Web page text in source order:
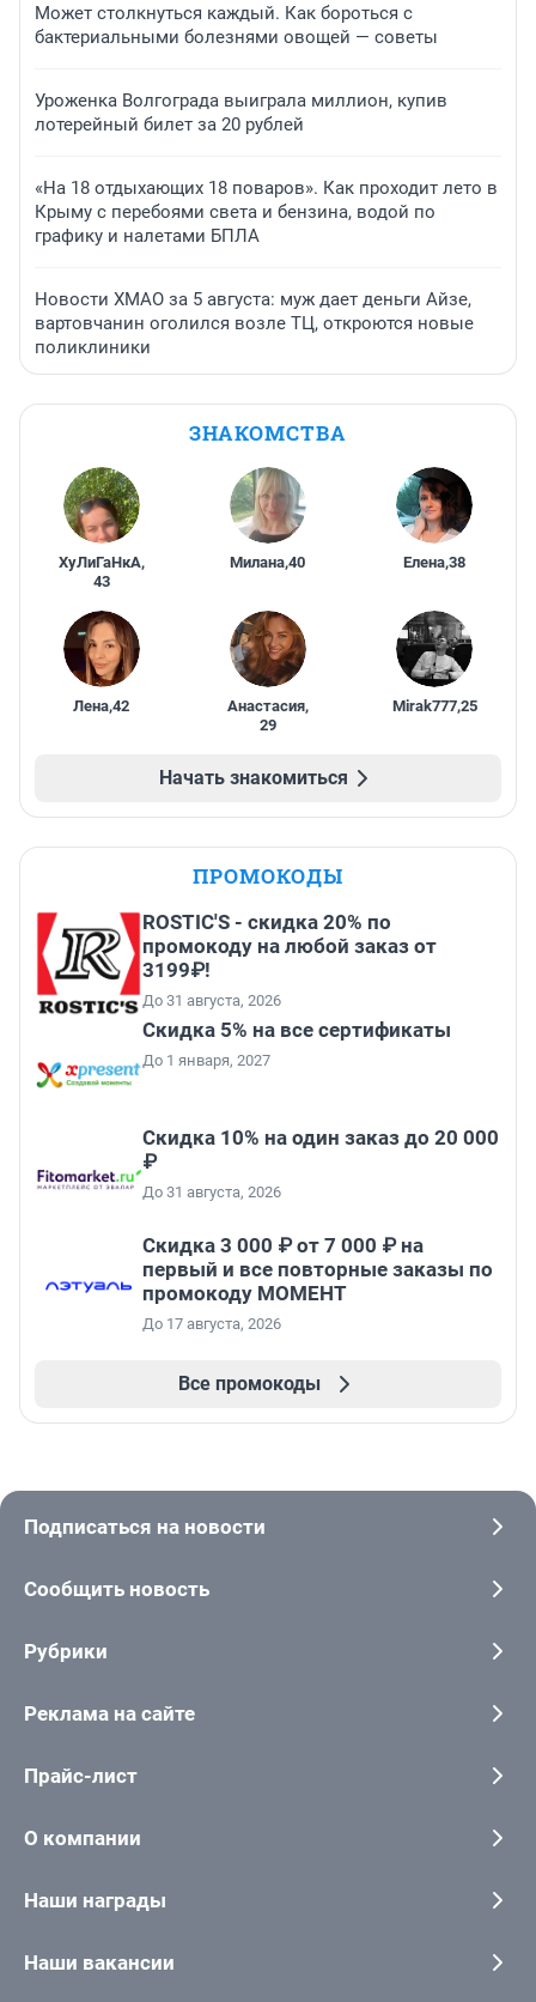
Может столкнуться каждый. Как бороться с
бактериальными болезнями овощей — советы
Уроженка Волгограда выиграла миллион, купив
лотерейный билет за 20 рублей
«На 18 отдыхающих 18 поваров». Как проходит лето в
Крыму с перебоями света и бензина, водой по
графику и налетами БПЛА
Новости ХМАО за 5 августа: муж дает деньги Айзе,
вартовчанин оголился возле ТЦ, откроются новые
поликлиники
ЗНАКОМСТВА
ХуЛиГаНкА,
43
Милана,40 Елена,38
Лена,42 Анастасия,
29
Mirak777,25
Начать знакомиться
ПРОМОКОДЫ
ROSTIC'S - скидка 20% по
промокоду на любой заказ от
3199₽!
До 31 августа, 2026
Скидка 5% на все сертификаты
До 1 января, 2027
Скидка 10% на один заказ до 20 000
₽
До 31 августа, 2026
Скидка 3 000 ₽ от 7 000 ₽ на
первый и все повторные заказы по
промокоду МОМЕНТ
До 17 августа, 2026
Все промокоды
Подписаться на новости
Сообщить новость
Рубрики
Реклама на сайте
Прайс-лист
О компании
Наши награды
Наши вакансии